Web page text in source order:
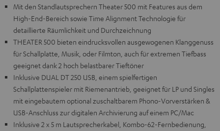
Mit den Standlautsprechern Theater 500 mit Features aus dem
High-End-Bereich sowie Time Alignment Technologie für
detaillierte Räumlichkeit und Durchzeichnung
THEATER 500 bieten eindrucksvollen ausgewogenen Klanggenuss
für Schallplatte, Musik, oder Filmton, auch für extremen Tiefbass
geeignet dank 2 hoch belastbarer Tieftöner
Inklusive DUAL DT 250 USB, einem spielfertigen
Schallplattenspieler mit Riemenantrieb, geeignet für LP und Singles
mit eingebautem optional zuschaltbarem Phono-Vorverstärken &
USB-Anschluss zur digitalen Archivierung auf einem PC/Mac
Inklusive 2 x 5 m Lautsprecherkabel, Kombo-62-Fernbedienung,